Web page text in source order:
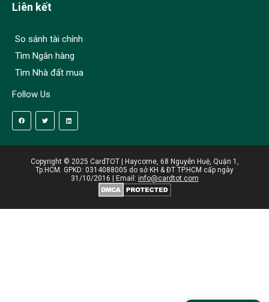
Liên kết
So sánh tài chính
Tìm Ngân hàng
Tìm Nhà đất mua
Follow Us
Copyright © 2025 CardTOT | Haycome, 68 Nguyễn Huệ, Quận 1,
Tp.HCM. GPKD: 0314088005 do sở KH & ĐT TP.HCM cấp ngày
31/10/2016 | Email: info@cardtot.com